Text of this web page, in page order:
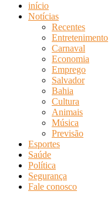
início
Notícias
Recentes
Entretenimento
Carnaval
Economia
Emprego
Salvador
Bahia
Cultura
Animais
Música
Previsão
Esportes
Saúde
Política
Segurança
Fale conosco